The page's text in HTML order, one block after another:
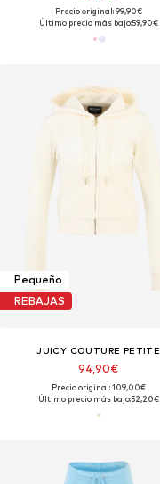
Precio original: 99,90€
Último precio más bajo:59,90€
Pequeño
REBAJAS
JUICY COUTURE PETITE
94,90€
Precio original: 109,00€
Último precio más bajo:52,20€